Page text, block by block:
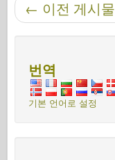
탐색 후
← 이전 게시물
번역
기본 언어로 설정